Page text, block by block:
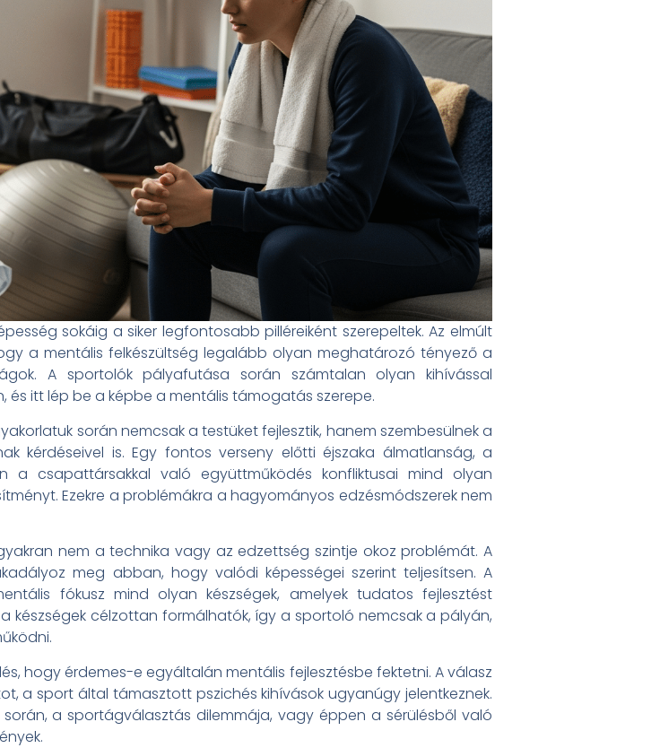
sokáig a siker legfontosabb pilléreiként szerepeltek. Az elmúlt
a mentális felkészültség legalább olyan meghatározó tényező a
A sportolók pályafutása során számtalan olyan kihívással
és itt lép be a képbe a mentális támogatás szerepe.
során nemcsak a testüket fejlesztik, hanem szembesülnek a
kérdéseivel is. Egy fontos verseny előtti éjszaka álmatlanság, a
a csapattársakkal való együttműködés konfliktusai mind olyan
Ezekre a problémákra a hagyományos edzésmódszerek nem
nem a technika vagy az edzettség szintje okoz problémát. A
meg abban, hogy valódi képességei szerint teljesítsen. A
fókusz mind olyan készségek, amelyek tudatos fejlesztést
készségek célzottan formálhatók, így a sportoló nemcsak a pályán,
hogy érdemes-e egyáltalán mentális fejlesztésbe fektetni. A válasz
a sport által támasztott pszichés kihívások ugyanúgy jelentkeznek.
a sportágválasztás dilemmája, vagy éppen a sérülésből való